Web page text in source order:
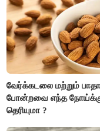
வேர்க்கடலை மற்றும்
போன்றவை எந்த நோய்க்கு
தெரியுமா ?